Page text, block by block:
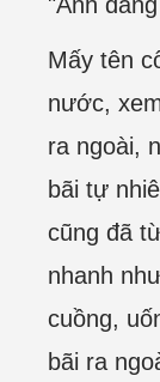
Mấy tên
nước,
ra ngoài,
bãi tự
cũng đã
nhanh
cuồng,
bãi ra